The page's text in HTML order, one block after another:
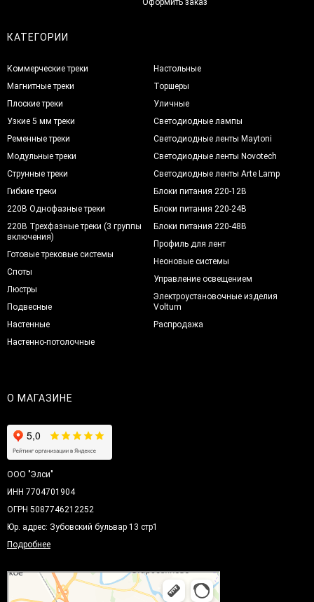
КАТЕГОРИИ
Коммерческие треки
Магнитные треки
Плоские треки
Узкие 5 мм треки
Ременные треки
Модульные треки
Струнные треки
Гибкие треки
220В Однофазные треки
220В Трехфазные треки (3 группы
включения)
Готовые трековые системы
Споты
Люстры
Подвесные
Настенные
Настенно-потолочные
Настольные
Торшеры
Уличные
Светодиодные лампы
Светодиодные ленты Maytoni
Светодиодные ленты Novotech
Светодиодные ленты Arte Lamp
Блоки питания 220-12В
Блоки питания 220-24В
Блоки питания 220-48В
Профиль для лент
Неоновые системы
Управление освещением
Электроустановочные изделия
Voltum
Распродажа
О МАГАЗИНЕ
ООО "Элси"
ИНН 7704701904
ОГРН 5087746212252
Юр. адрес: Зубовский бульвар 13 стр1
Подробнее